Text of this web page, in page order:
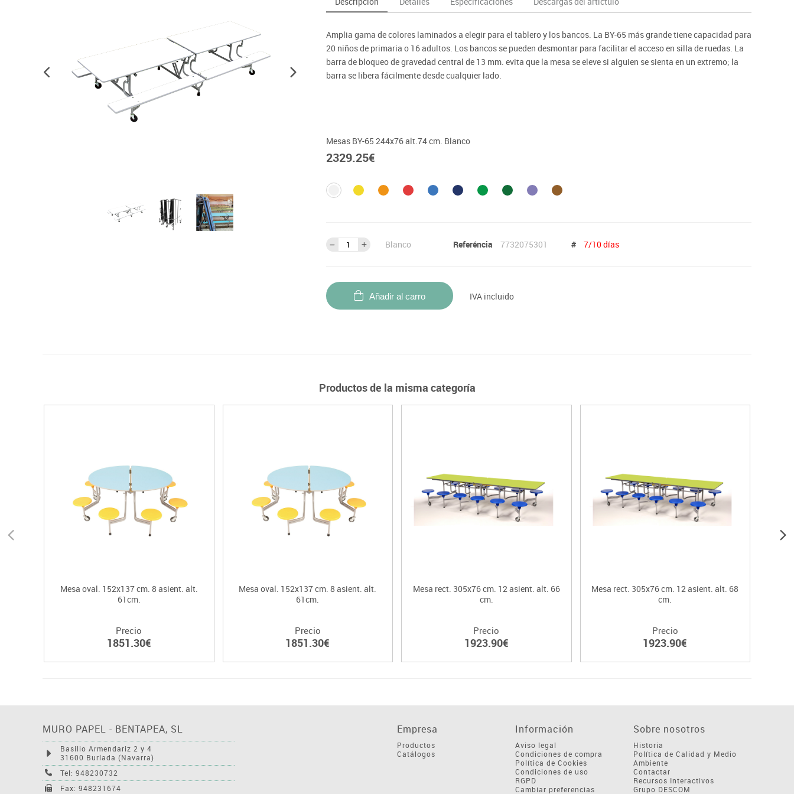
Plastifica, encuaderna, destruye
Papel y manipulados
Juegos simbólicos
Sillas, bancos y taburetes
Deportes raqueta
Protección deportiva
Psicomotricidad
Monitores interactivos
Pantallas de proyección
Soportes
Videoproyección
Amplia gama de colores laminados a elegir para el tablero y los bancos. La BY-65 más grande tiene capacidad para
20 niños de primaria o 16 adultos. Los bancos se pueden desmontar para facilitar el acceso en silla de ruedas. La
barra de bloqueo de gravedad central de 13 mm. evita que la mesa se eleve si alguien se sienta en un extremo; la
barra se libera fácilmente desde cualquier lado.
*El núcleo de MDF de 27 mm. de grosor soporta hasta 455 kg. de carga central en los bancos.
Mesas BY-65 244x76 alt.74 cm. Blanco
2329.25€
Blanco Referéncia 7732075301 # 7/10 días
Añadir al carro IVA incluido
Productos de la misma categoría
Mesa oval. 152x137 cm. 8 asient. alt.
61cm.
Precio
1851.30€
Mesa oval. 152x137 cm. 8 asient. alt.
61cm.
Precio
1851.30€
Mesa rect. 305x76 cm. 12 asient. alt. 66
cm.
Precio
1923.90€
Mesa rect. 305x76 cm. 12 asient. alt. 68
cm.
Precio
1923.90€
MURO PAPEL - BENTAPEA, SL
Basilio Armendariz 2 y 4
31600 Burlada (Navarra)
Tel: 948230732
Fax: 948231674
Empresa
Productos
Catálogos
Información
Aviso legal
Condiciones de compra
Política de Cookies
Condiciones de uso
RGPD
Cambiar preferencias
Sobre nosotros
Historia
Política de Calidad y Medio
Ambiente
Contactar
Recursos Interactivos
Grupo DESCOM